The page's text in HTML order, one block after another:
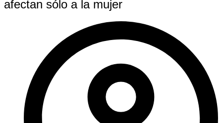
afectan sólo a la mujer